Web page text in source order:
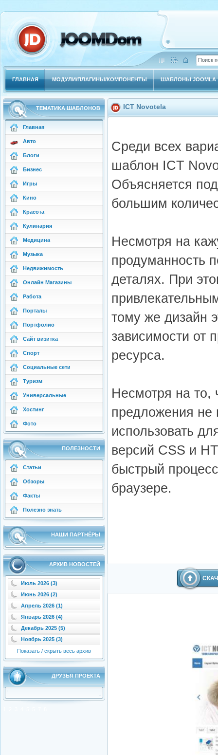
ГЛАВНАЯ МОДУЛИ/ПЛАГИНЫ/КОМПОНЕНТЫ ШАБЛОНЫ JOOMLA
ТЕМАТИКА ШАБЛОНОВ
Главная
Авто
Блоги
Бизнес
Игры
Кино
Красота
Кулинария
Медицина
Музыка
Недвижимость
Онлайн Магазины
Работа
Порталы
Портфолио
Сайт визитка
Спорт
Социальные сети
Туризм
Универсальные
Хостинг
Фото
ПОЛЕЗНОСТИ
Статьи
Обзоры
Факты
Полезно знать
НАШИ ПАРТНЁРЫ
АРХИВ НОВОСТЕЙ
Июль 2026 (3)
Июнь 2026 (2)
Апрель 2026 (1)
Январь 2026 (4)
Декабрь 2025 (5)
Ноябрь 2025 (3)
Показать / скрыть весь архив
ДРУЗЬЯ ПРОЕКТА
ICT Novotela
Среди всех
шаблон ICT
Объясняется
большим
Несмотря на
продуманность
деталях. При
тому же дизайн
зависимости от
ресурса.
Несмотря на то,
предложения не
использовать
версий CSS и
быстрый
браузере.